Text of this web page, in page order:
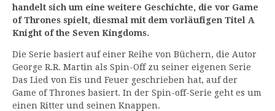
handelt sich um eine weitere Geschichte, die vor Game
of Thrones spielt, diesmal mit dem vorläufigen Titel A
Knight of the Seven Kingdoms.
Die Serie basiert auf einer Reihe von Büchern, die Autor
George R.R. Martin als Spin-Off zu seiner eigenen Serie
Das Lied von Eis und Feuer geschrieben hat, auf der
Game of Thrones basiert. In der Spin-off-Serie geht es um
einen Ritter und seinen Knappen.